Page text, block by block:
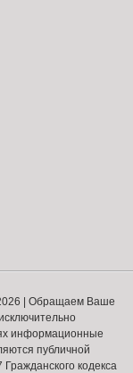
| Обращаем Ваше
информационные
публичной
кодекса